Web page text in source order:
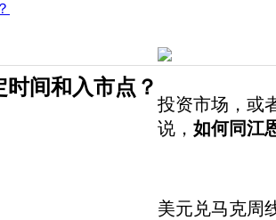
间和入市点？
投资市场，或
说， 如何同江
美元兑马克周